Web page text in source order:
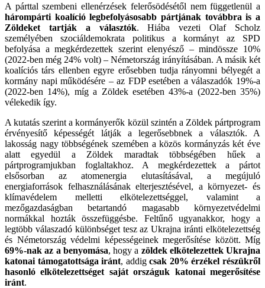
A párttal szembeni ellenérzések felerősödésétől nem függetlenül a
hárompárti koalíció legbefolyásosabb pártjának továbbra is a
Zöldeket tartják a választók. Hiába vezeti Olaf Scholz
személyében szociáldemokrata politikus a kormányt az SPD
befolyása a megkérdezettek szerint elenyésző – mindössze 10%
(2022-ben még 24% volt) – Németország irányításában. A másik két
koalíciós társ ellenben egyre erősebben tudja rányomni bélyegét a
kormány napi működésére – az FDP esetében a válaszadók 19%-a
(2022-ben 14%), míg a Zöldek esetében 43%-a (2022-ben 35%)
vélekedik így.
A kutatás szerint a kormányerők közül szintén a Zöldek pártprogram
érvényesítő képességét látják a legerősebbnek a választók. A
lakosság nagy többségének szemében a közös kormányzás két éve
alatt egyedül a Zöldek maradtak többségében hűek a
pártprogramjukban foglaltakhoz. A megkérdezettek a pártot
elsősorban az atomenergia elutasításával, a megújuló
energiaforrások felhasználásának elterjesztésével, a környezet- és
klímavédelem melletti elkötelezettséggel, valamint a
mezőgazdaságban betartandó magasabb környezetvédelmi
normákkal hozták összefüggésbe. Feltűnő ugyanakkor, hogy a
legtöbb válaszadó különbséget tesz az Ukrajna iránti elkötelezettség
és Németország védelmi képességeinek megerősítése között. Míg
69%-nak az a benyomása, hogy a zöldek elkötelezettek Ukrajna
katonai támogatottsága iránt, addigcsak 20% érzékel részükről
hasonló elkötelezettséget saját országuk katonai megerősítése
iránt.